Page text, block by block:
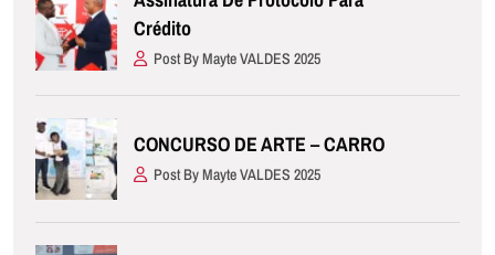
Crédito
Post By Mayte VALDES 2025
CONCURSO DE ARTE – CARRO
Post By Mayte VALDES 2025